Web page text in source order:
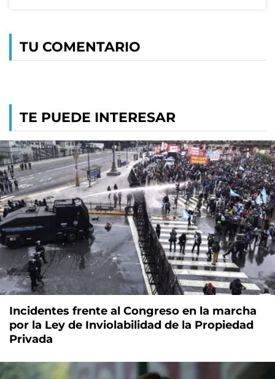
TU COMENTARIO
TE PUEDE INTERESAR
Incidentes frente al Congreso en la marcha
por la Ley de Inviolabilidad de la Propiedad
Privada